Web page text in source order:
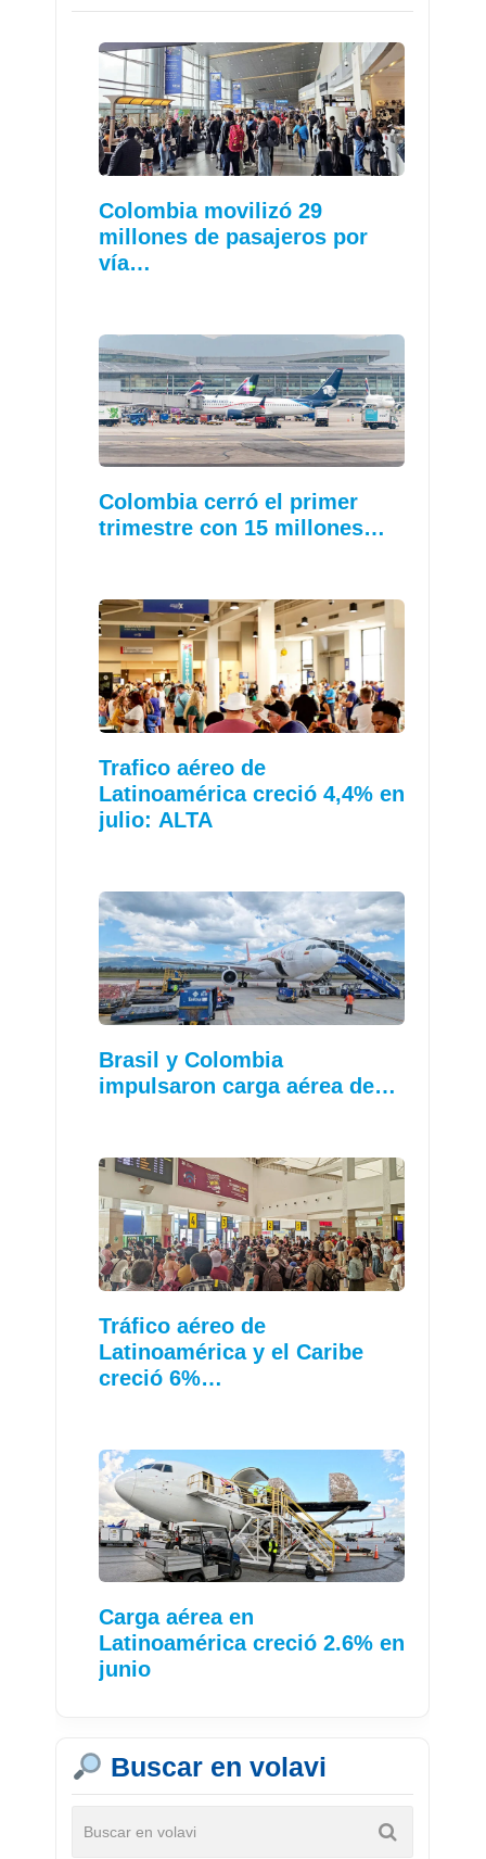
Colombia movilizó 29
millones de pasajeros por
vía…
Colombia cerró el primer
trimestre con 15 millones…
Trafico aéreo de
Latinoamérica creció 4,4% en
julio: ALTA
Brasil y Colombia
impulsaron carga aérea de…
Tráfico aéreo de
Latinoamérica y el Caribe
creció 6%…
Carga aérea en
Latinoamérica creció 2.6% en
junio
Buscar en volavi